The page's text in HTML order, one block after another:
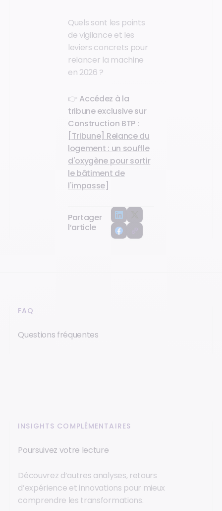
Quels sont les points
de vigilance et les
leviers concrets pour
relancer la machine
en 2026 ?
👉 Accédez à la
tribune exclusive sur
Construction BTP :
[Tribune] Relance du
logement : un souffle
d'oxygène pour sortir
le bâtiment de
l'impasse]
Partager
l’article
FAQ
Questions fréquentes
INSIGHTS COMPLÉMENTAIRES
Poursuivez votre lecture
Découvrez d’autres analyses, retours
d’expérience et innovations pour mieux
comprendre les transformations.